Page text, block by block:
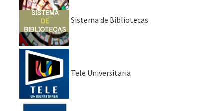
Sistema de Bibliotecas
Tele Universitaria